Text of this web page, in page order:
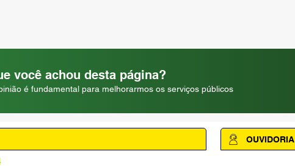
você achou desta página?
é fundamental para melhorarmos os serviços públicos
OUVIDORIA